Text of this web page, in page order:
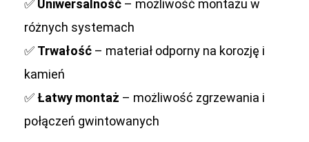
✅ Uniwersalność – możliwość montażu w
różnych systemach
✅ Trwałość – materiał odporny na korozję i
kamień
✅Łatwy montaż – możliwość zgrzewania i
połączeń gwintowanych